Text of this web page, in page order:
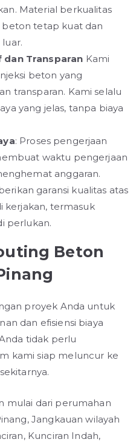
Material berkualitas
tetap kuat dan
Transparan Kami
beton yang
transparan. Kami selalu
yang jelas, tanpa biaya
: Proses pengerjaan
waktu pengerjaan
anggaran.
garansi kualitas atas
kerjakan, termasuk
perlukan.
Beton
proyek Anda untuk
dan efisiensi biaya
tidak perlu
kami siap meluncur ke
mulai dari perumahan
Jangkauan wilayah
Kunciran Indah,